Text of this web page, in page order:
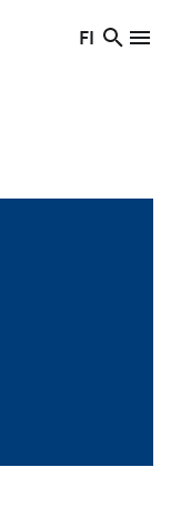
Vaihda
FI
Hae